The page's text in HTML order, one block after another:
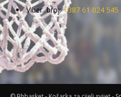
Viber broj:+387 61 024 545